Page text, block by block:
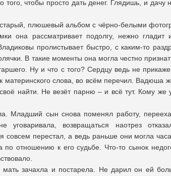
того, чтобы просто дать денег. Глядишь, и
плюшевый альбом с чёрно-белыми
она рассматривает подолгу, нежно гладит
пролистывает быстро, с каким-то
В такие моменты она могла честно
Ну и что с того? Сердцу ведь не
материнского слова, во всём перечил. Вадюша
своё найти. Не везёт парню – и всё тут. Кому же
Младший сын снова поменял работу,
возвращаться наотрез
совсем перестал, а ведь раньше они могла
по отношению к его судьбе. Что-то сынок
зачахла и постарела. Не дарил он ей